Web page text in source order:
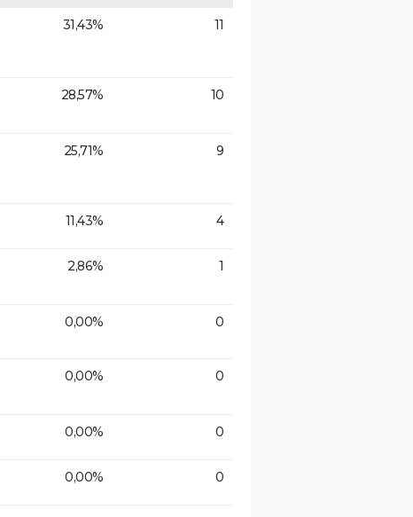
31,43% 11
28,57% 10
25,71% 9
11,43% 4
2,86% 1
0,00% 0
0,00% 0
0,00% 0
0,00% 0